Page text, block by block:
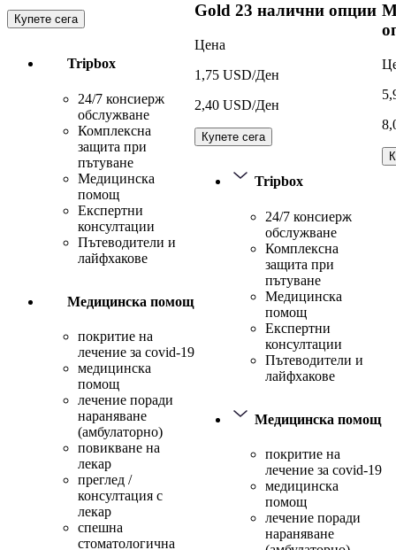
Купете сега
Tripbox
24/7 консиерж
обслужване
Комплексна
защита при
пътуване
Медицинска
помощ
Експертни
консултации
Пътеводители и
лайфхакове
Медицинска помощ
покритие на
лечение за covid-19
медицинска
помощ
лечение поради
нараняване
(амбулаторно)
повикване на
лекар
преглед /
консултация с
лекар
спешна
стоматологична
Gold 23 налични опции
Цена
1,75 USD/Ден
2,40 USD/Ден
Купете сега
Tripbox
24/7 консиерж
обслужване
Комплексна
защита при
пътуване
Медицинска
помощ
Експертни
консултации
Пътеводители и
лайфхакове
Медицинска помощ
покритие на
лечение за covid-19
медицинска
помощ
лечение поради
нараняване